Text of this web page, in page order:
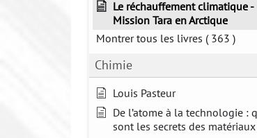
Le réchauffement climatique -
Mission Tara en Arctique
Montrer tous les livres ( 363 )
Chimie
Louis Pasteur
De l’atome à la technologie :
sont les secrets des matériaux